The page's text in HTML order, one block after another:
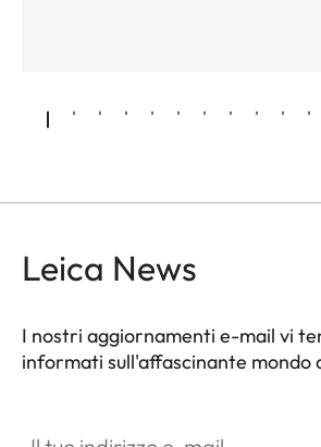
Leica News
I nostri aggiornamenti e-mail vi
informati sull'affascinante mondo